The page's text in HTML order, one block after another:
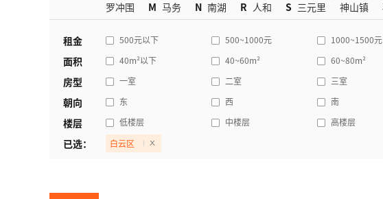
罗冲围
M 马务 N 南湖 R 人和 S 三元里 神山镇
租金 500元以下 500~1000元 1000~1500元
4000~5000元
5000元以上 ~
面积 40m²以下 40~60m² 60~80m²
144m²以上
房型 一室 二室 三室
朝向 东 西 南
东北
西北 南北
楼层 低楼层 中楼层 高楼层
已选： 白云区